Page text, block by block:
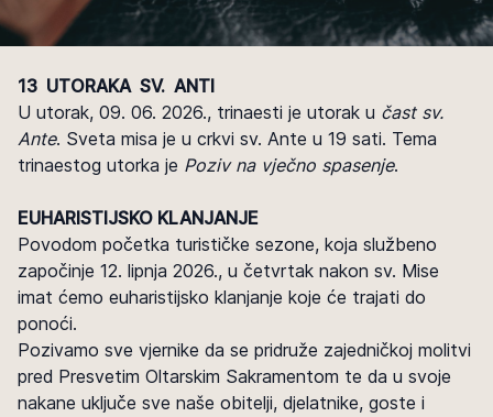
13 UTORAKA SV. ANTI
U utorak, 09. 06. 2026., trinaesti je utorak u čast sv.
Ante. Sveta misa je u crkvi sv. Ante u 19 sati. Tema
trinaestog utorka je Poziv na vječno spasenje.
EUHARISTIJSKO KLANJANJE
Povodom početka turističke sezone, koja službeno
započinje 12. lipnja 2026., u četvrtak nakon sv. Mise
imat ćemo euharistijsko klanjanje koje će trajati do
ponoći.
Pozivamo sve vjernike da se pridruže zajedničkoj molitvi
pred Presvetim Oltarskim Sakramentom te da u svoje
nakane uključe sve naše obitelji, djelatnike, goste i